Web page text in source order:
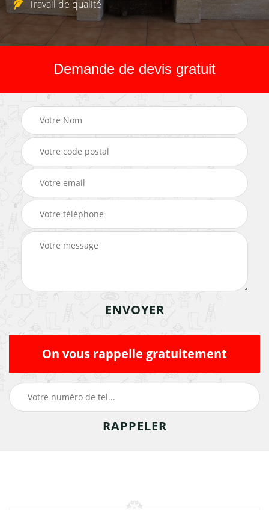
Travail de qualité
Demande de devis gratuit
On vous rappelle gratuitement